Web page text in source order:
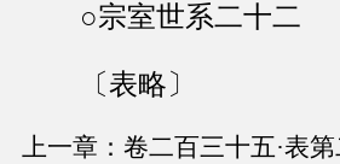
○宗室世系二十二
〔表略〕
上一章：卷二百三十五·表